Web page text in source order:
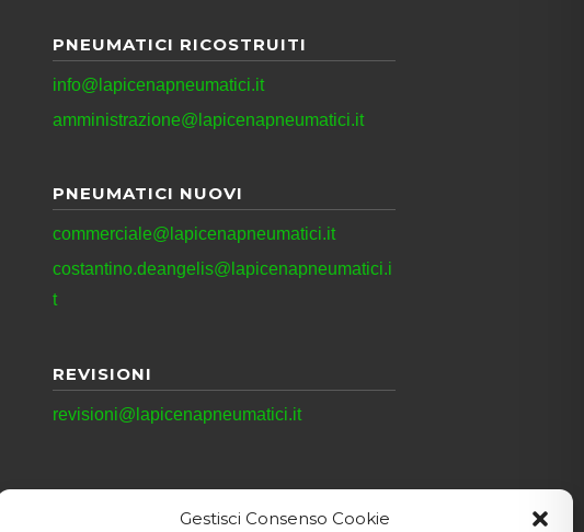
Gestisci Consenso Cookie
PNEUMATICI RICOSTRUITI
info@lapicenapneumatici.it
amministrazione@lapicenapneumatici.it
PNEUMATICI NUOVI
commerciale@lapicenapneumatici.it
costantino.deangelis@lapicenapneumatici.i
t
REVISIONI
revisioni@lapicenapneumatici.it